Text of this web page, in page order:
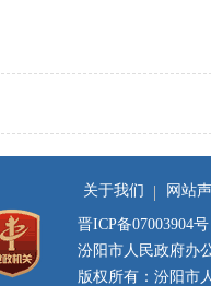
关于我们 网站
晋ICP备07003904号
汾阳市人民政府办
版权所有：汾阳市